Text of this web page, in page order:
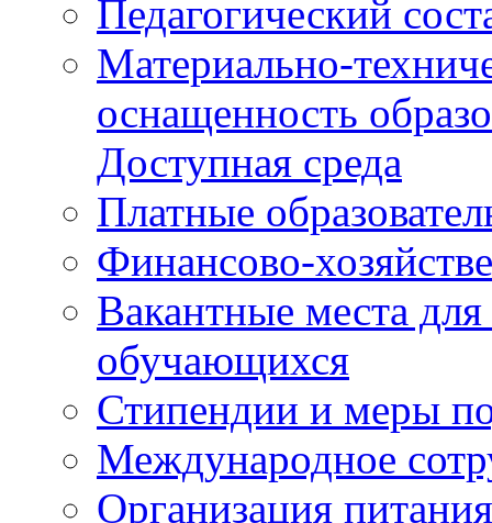
Педагогический
Материально-
оснащенность
Доступная среда
Платные
Финансово-
Вакантные места
обучающихся
Стипендии и меры
Международное
Организация